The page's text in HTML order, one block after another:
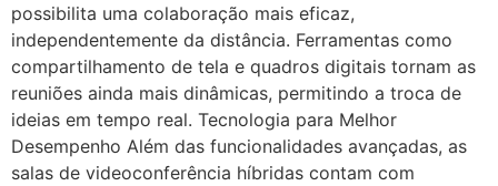
possibilita uma colaboração mais eficaz,
independentemente da distância. Ferramentas como
compartilhamento de tela e quadros digitais tornam as
reuniões ainda mais dinâmicas, permitindo a troca de
ideias em tempo real. Tecnologia para Melhor
Desempenho Além das funcionalidades avançadas, as
salas de videoconferência híbridas contam com